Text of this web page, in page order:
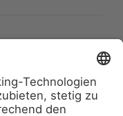
Datenschutz
Impressum